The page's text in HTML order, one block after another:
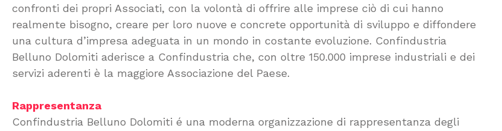
confronti dei propri Associati, con la volontà di offrire alle imprese ciò di cui hanno
realmente bisogno, creare per loro nuove e concrete opportunità di sviluppo e diffondere
una cultura d’impresa adeguata in un mondo in costante evoluzione. Confindustria
Belluno Dolomiti aderisce a Confindustria che, con oltre 150.000 imprese industriali e dei
servizi aderenti è la maggiore Associazione del Paese.
Rappresentanza
Confindustria Belluno Dolomiti é una moderna organizzazione di rappresentanza degli